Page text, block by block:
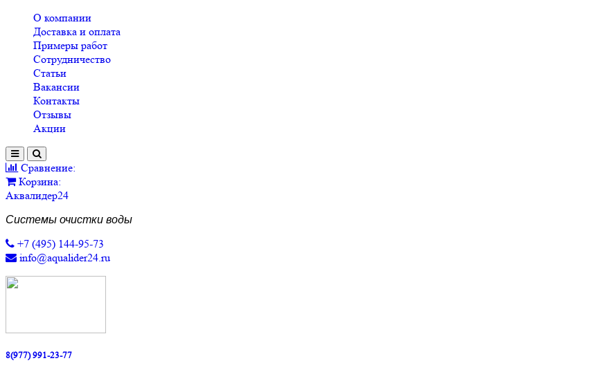
О компании
Доставка и оплата
Примеры работ
Сотрудничество
Статьи
Вакансии
Контакты
Отзывы
Акции
Сравнение:
Корзина:
Аквалидер24
Системы очистки воды
+7 (495) 144-95-73
info@aqualider24.ru
8(977) 991-23-77